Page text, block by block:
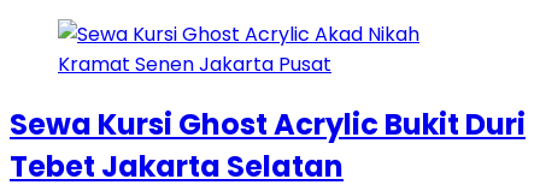
Sewa Kursi Ghost Acrylic Bukit Duri
Tebet Jakarta Selatan